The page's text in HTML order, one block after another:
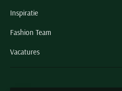
Inspiratie
Fashion Team
Vacatures